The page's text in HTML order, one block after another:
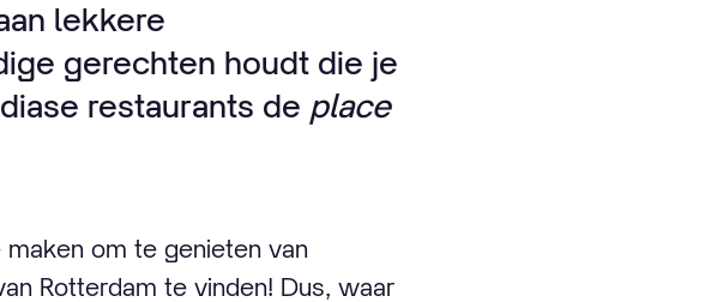
lekkere
gerechten houdt die je
restaurants de place
om te genieten van
Rotterdam te vinden! Dus, waar